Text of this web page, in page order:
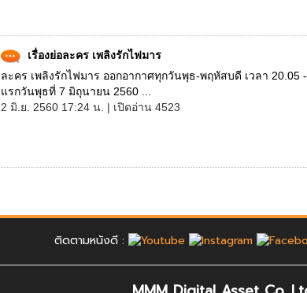
เรื่องย่อละคร เพลิงรักไฟมาร
ละคร เพลิงรักไฟมาร ออกอากาศทุกวันพุธ-พฤหัสบดี เวลา 20.05
แรกวันพุธที่ 7 มิถุนายน 2560 ...
2 มิ.ย. 2560 17:24 น. | เปิดอ่าน 4523
ติดตามหนังดี :